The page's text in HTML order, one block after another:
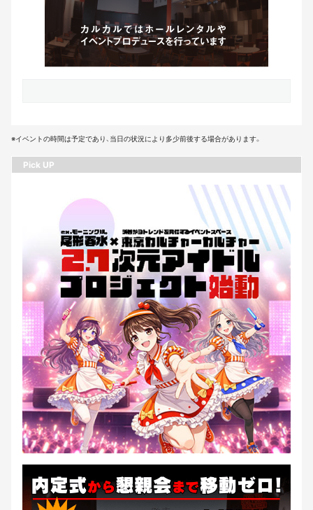
※イベントの時間は予定であり、当日の状況により多少前後する場合があります。
Pick UP